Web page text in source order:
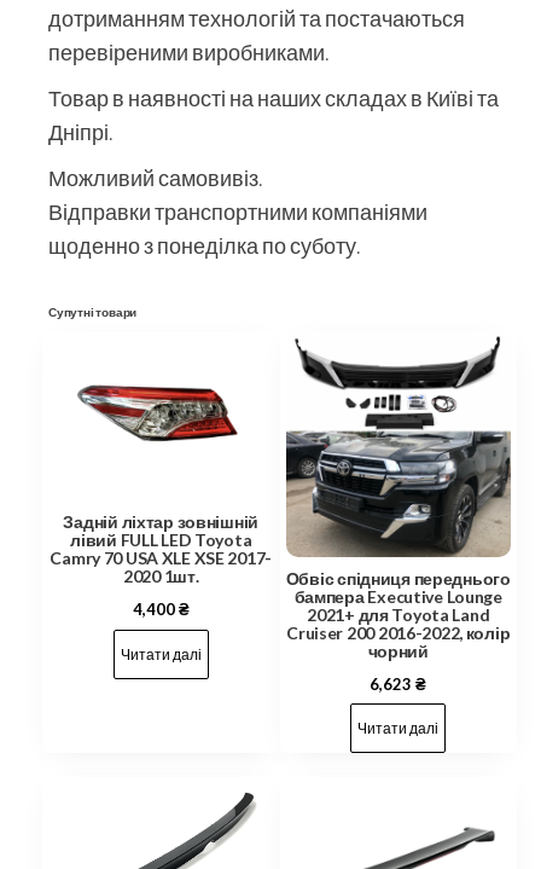
дотриманням технологій та постачаються
перевіреними виробниками.
Товар в наявності на наших складах в Київі та
Дніпрі.
Можливий самовивіз.
Відправки транспортними компаніями
щоденно з понеділка по суботу.
Супутні товари
Задній ліхтар зовнішній
лівий FULL LED Toyota
Camry 70 USA XLE XSE 2017-
2020 1шт.
4,400₴
Читати далі
Обвіс спідниця переднього
бампера Executive Lounge
2021+ для Toyota Land
Cruiser 200 2016-2022, колір
чорний
6,623₴
Читати далі